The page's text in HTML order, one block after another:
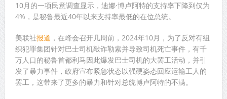
10月的一项民意调查显示，迪娜·博卢阿特的支持率下降到仅为
4%，是秘鲁最近40年以来支持率最低的在位总统。
美联社报道 ，在峰会召开几周前，2024年10月，为了反对有组
织犯罪集团针对巴士司机敲诈勒索并导致司机死亡事件，有千
万人口的秘鲁首都利马因此爆发巴士司机的大罢工活动，并引
发了暴力事件，政府宣布紧急状态以强硬姿态回应运输工人的
罢工，这带来了更多的暴力和针对总统博卢阿特的不满。